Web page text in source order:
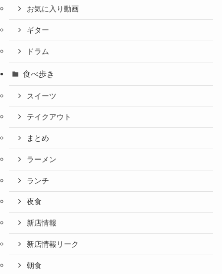
お気に入り動画
ギター
ドラム
食べ歩き
スイーツ
テイクアウト
まとめ
ラーメン
ランチ
夜食
新店情報
新店情報リーク
朝食